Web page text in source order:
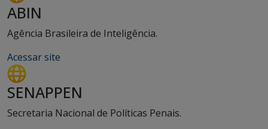
ABIN
Agência Brasileira de Inteligência.
Acessar site
SENAPPEN
Secretaria Nacional de Políticas Penais.